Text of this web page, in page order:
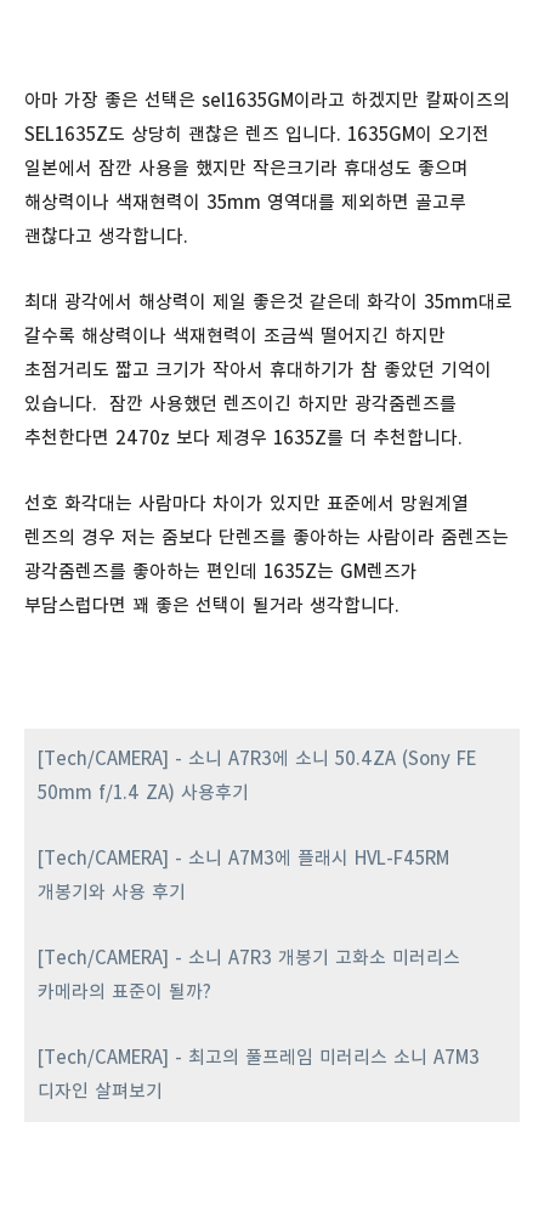
아마 가장 좋은 선택은 sel1635GM이라고 하겠지만 칼짜이즈의
SEL1635Z도 상당히 괜찮은 렌즈 입니다. 1635GM이 오기전
일본에서 잠깐 사용을 했지만 작은크기라 휴대성도 좋으며
해상력이나 색재현력이 35mm 영역대를 제외하면 골고루
괜찮다고 생각합니다.
최대 광각에서 해상력이 제일 좋은것 같은데 화각이 35mm대로
갈수록 해상력이나 색재현력이 조금씩 떨어지긴 하지만
초점거리도 짧고 크기가 작아서 휴대하기가 참 좋았던 기억이
있습니다. 잠깐 사용했던 렌즈이긴 하지만 광각줌렌즈를
추천한다면 2470z 보다 제경우 1635Z를 더 추천합니다.
선호 화각대는 사람마다 차이가 있지만 표준에서 망원계열
렌즈의 경우 저는 줌보다 단렌즈를 좋아하는 사람이라 줌렌즈는
광각줌렌즈를 좋아하는 편인데 1635Z는 GM렌즈가
부담스럽다면 꽤 좋은 선택이 될거라 생각합니다.
[Tech/CAMERA] - 소니 A7R3에 소니 50.4ZA (Sony FE
50mm f/1.4 ZA) 사용후기
[Tech/CAMERA] - 소니 A7M3에 플래시 HVL-F45RM
개봉기와 사용 후기
[Tech/CAMERA] - 소니 A7R3 개봉기 고화소 미러리스
카메라의 표준이 될까?
[Tech/CAMERA] - 최고의 풀프레임 미러리스 소니 A7M3
디자인 살펴보기